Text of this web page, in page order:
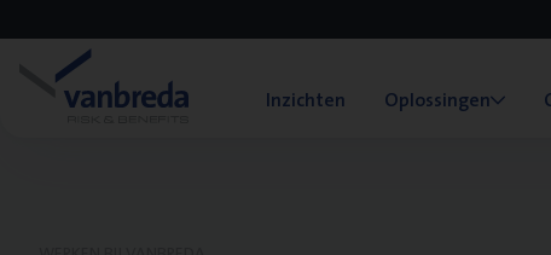
Inzichten Oplossingen